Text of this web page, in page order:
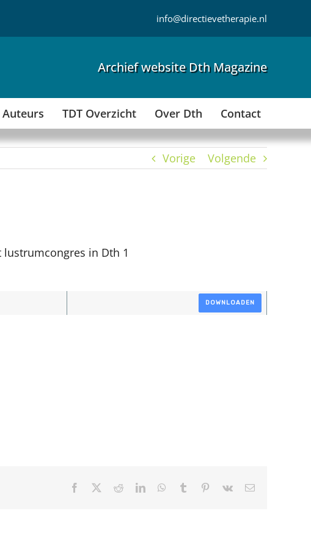
info@directievetherapie.nl
Archief website Dth Magazine
Auteurs TDT Overzicht Over Dth Contact
Vorige Volgende
lustrumcongres in Dth 1
DOWNLOADEN
Facebook RedditLinkedInWhatsApp
Tumblr Pinterest
Vk
E-